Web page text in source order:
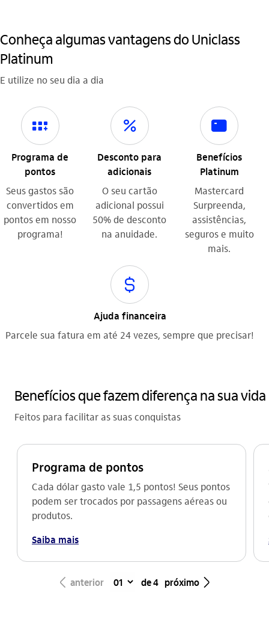
Conheça algumas vantagens do Uniclass
Platinum
E utilize no seu dia a dia
icon-itaufonts_programa_de_pontos icon
Programa de
pontos
Seus gastos são
convertidos em
pontos em nosso
programa!
icon-itaufonts_juros_descontos icon
Desconto para
adicionais
O seu cartão
adicional possui
50% de desconto
na anuidade.
cartao
Benefícios
Platinum
Mastercard
Surpreenda,
assistências,
seguros e muito
mais.
icon-class icon-itaufonts_cifrao
Ajuda financeira
Parcele sua fatura em até 24 vezes, sempre que precisar!
Benefícios que fazem diferença na sua vida
Feitos para facilitar as suas conquistas
Programa de pontos
Cada dólar gasto vale 1,5 pontos! Seus pontos
podem ser trocados por passagens aéreas ou
produtos.
Saiba mais
seta_esquerda anterior de 4 próximo seta_direita